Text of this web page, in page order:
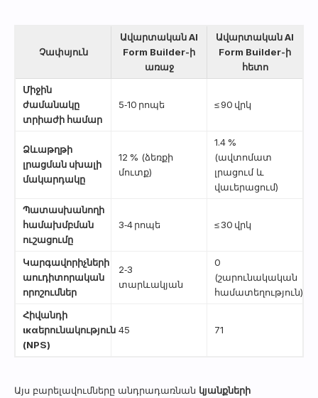
Չափսյուն
Ավարտական AI
Form Builder-ի
առաջ
Ավարտական AI
Form Builder-ի
հետո
Միջին
ժամանակը
տրիաժի համար
5‑10 րոպե ≤ 90 վրկ
Ձևաթղթի
լրացման սխալի
մակարդակը
12 % (ձեռքի
մուտք)
1.4 %
(ավտոմատ
լրացում և
վաւերացում)
Պատասխանողի
համախմբման
ուշացումը
3‑4 րոպե ≤ 30 վրկ
Կարգավորիչների
աուդիտորական
որոշումներ
2‑3
տարևակյան
0
(շարունակական
համատեղություն)
Հիվանդի
ικαերունակություն
(NPS)
45 71
Այս բարելավումները անդրադառնան կյանքների